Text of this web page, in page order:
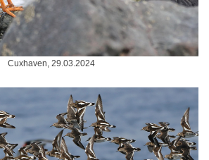
Cuxhaven, 29.03.2024